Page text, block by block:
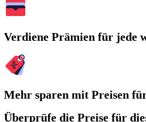
Verdiene Prämien für jede
Mehr sparen mit Preisen
Überprüfe die Preise für